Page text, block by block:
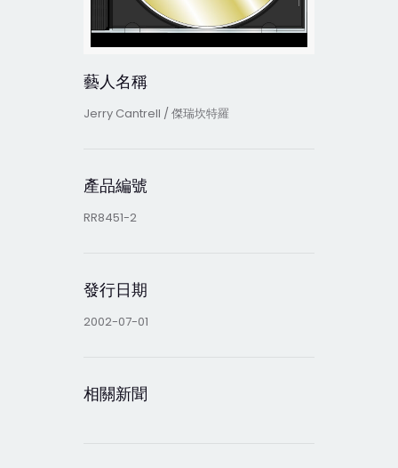
藝人名稱
Jerry Cantrell / 傑瑞坎特羅
產品編號
RR8451-2
發行日期
2002-07-01
相關新聞